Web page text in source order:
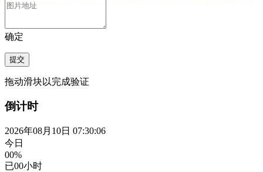
确定
提交
拖动滑块以完成验证
倒计时
2026年08月10日 07:30:07
今日
00%
已00小时